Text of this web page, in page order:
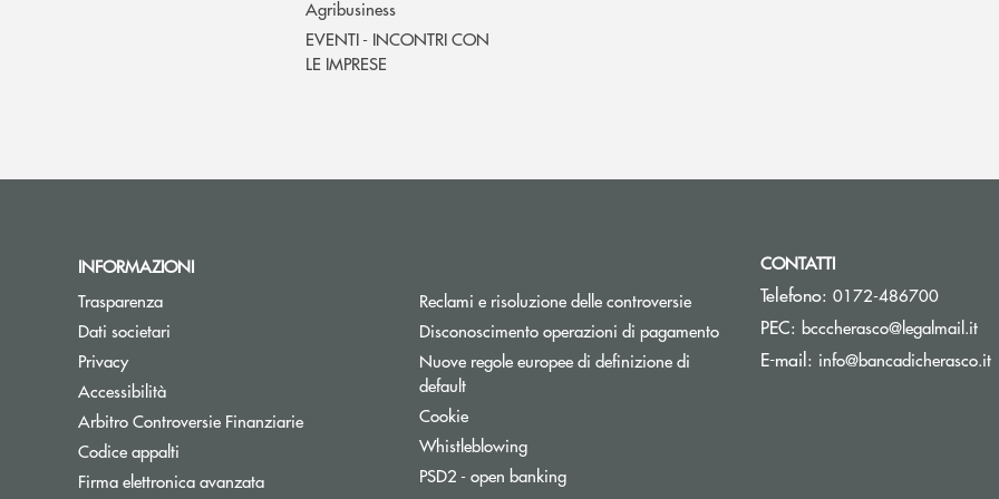
Agribusiness
EVENTI - INCONTRI CON
LE IMPRESE
INFORMAZIONI
Trasparenza
Dati societari
Privacy
Accessibilità
Arbitro Controversie FinanziarieApre una nuova finestra
Codice appalti
Firma elettronica avanzata
Reclami e risoluzione delle controversie
Disconoscimento operazioni di pagamentoApre una nuova finestra
Nuove regole europee di definizione di
default
Cookie
Whistleblowing
PSD2 - open banking
CONTATTI
Telefono: 0172-486700
PEC: bcccherasco@legalmail.it(si
E-mail: info@bancadicherasco.it